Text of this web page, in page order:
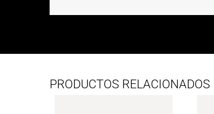
PRODUCTOS RELACIONADOS